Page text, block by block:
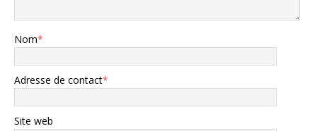
Nom*
Adresse de contact*
Site web